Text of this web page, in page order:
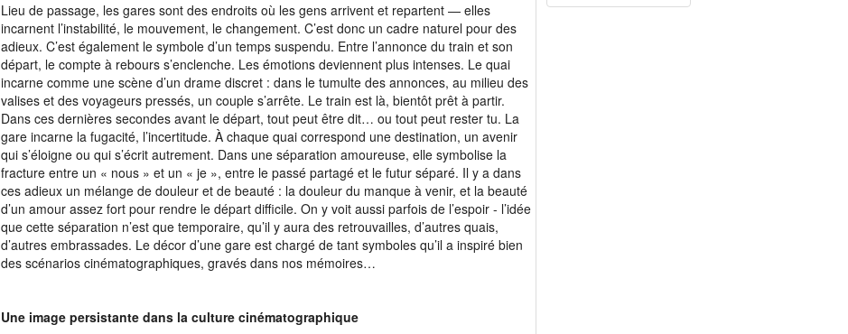
Lieu de passage, les gares sont des endroits où les gens arrivent et repartent — elles
incarnent l’instabilité, le mouvement, le changement. C’est donc un cadre naturel pour des
adieux. C’est également le symbole d’un temps suspendu. Entre l’annonce du train et son
départ, le compte à rebours s’enclenche. Les émotions deviennent plus intenses. Le quai
incarne comme une scène d’un drame discret : dans le tumulte des annonces, au milieu des
valises et des voyageurs pressés, un couple s’arrête. Le train est là, bientôt prêt à partir.
Dans ces dernières secondes avant le départ, tout peut être dit… ou tout peut rester tu. La
gare incarne la fugacité, l’incertitude. À chaque quai correspond une destination, un avenir
qui s’éloigne ou qui s’écrit autrement. Dans une séparation amoureuse, elle symbolise la
fracture entre un « nous » et un « je », entre le passé partagé et le futur séparé. Il y a dans
ces adieux un mélange de douleur et de beauté : la douleur du manque à venir, et la beauté
d’un amour assez fort pour rendre le départ difficile. On y voit aussi parfois de l’espoir - l’idée
que cette séparation n’est que temporaire, qu’il y aura des retrouvailles, d’autres quais,
d’autres embrassades. Le décor d’une gare est chargé de tant symboles qu’il a inspiré bien
des scénarios cinématographiques, gravés dans nos mémoires…
Une image persistante dans la culture cinématographique